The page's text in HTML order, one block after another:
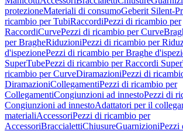
protezioneMateriali di consumoGeberit Silent-
ricambio per TubiRaccordiPezzi di ricambio per
RaccordiCurvePezzi di ricambio per Curve
per BragheRiduzioniPezzi di ricambio per
d'ispezionePezzi di ricambio per Braghe
SuperTubePezzi di ricambio per Raccordi
ricambio per CurveDiramazioniPezzi di
DiramazioniCollegamentiPezzi di ricambio per
CollegamentiCongiunzioni ad innestoPezzi di
Congiunzioni ad innestoAdattatori per il
materialiAccessoriPezzi di ricambio per
AccessoriBraccialettiChiusureGuarnizioniPezzi